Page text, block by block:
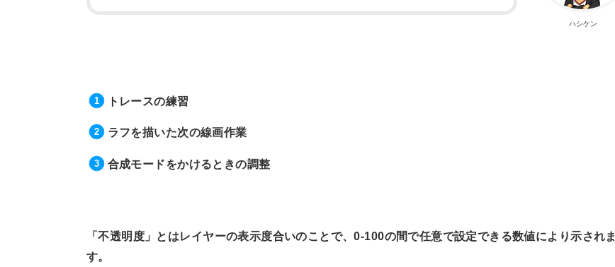
ハシケン
トレースの練習
ラフを描いた次の線画作業
合成モードをかけるときの調整
「不透明度」とはレイヤーの表示度合いのことで、0-100の間で任意で設定できる数値により示されま
す。